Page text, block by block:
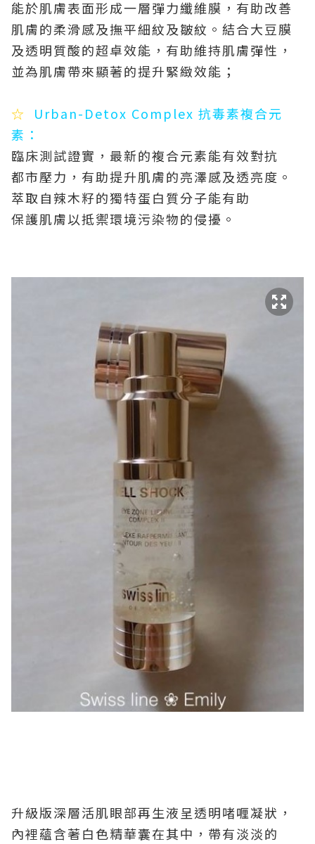
能於肌膚表面形成一層彈力纖維膜，有助改善
肌膚的柔滑感及撫平細紋及皺紋。結合大豆膜
及透明質酸的超卓效能，有助維持肌膚彈性，
並為肌膚帶來顯著的提升緊緻效能；
☆
Urban-Detox Complex 抗毒素複合元
素：
臨床測試證實，最新的複合元素能有效對抗
都市壓力，有助提升肌膚的亮澤感及透亮度。
萃取自辣木籽的獨特蛋白質分子能有助
保護肌膚以抵禦環境污染物的侵擾。
升級版深層活肌眼部再生液呈透明啫喱凝狀，
內裡蘊含著白色精華囊在其中，帶有淡淡的